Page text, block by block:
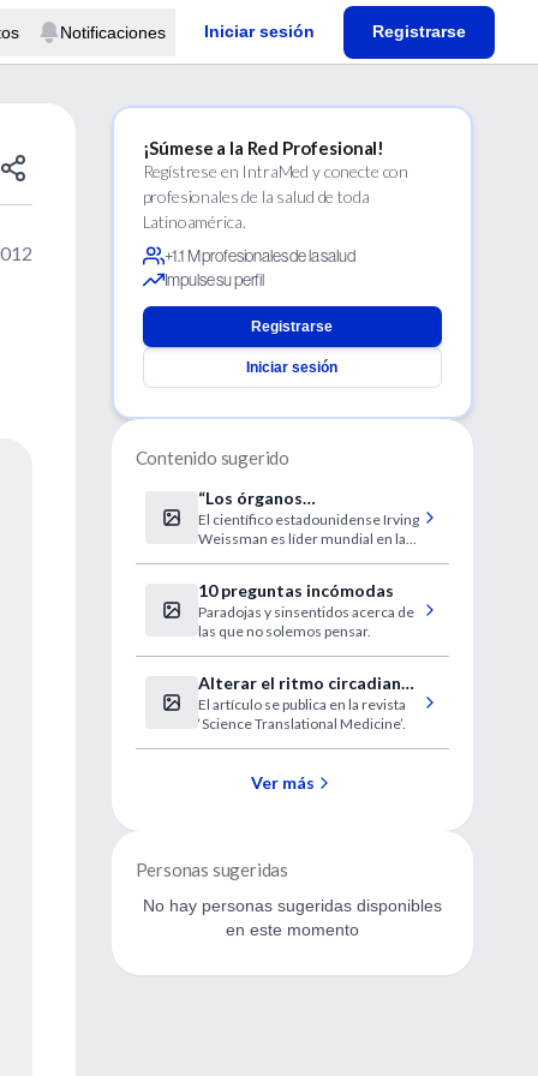
Notificaciones Iniciar sesión Registrarse
¡Súmese a la Red Profesional!
Regístrese en IntraMed y conecte con
profesionales de la salud de toda
Latinoamérica.
+1.1 M profesionales de la salud
Impulse su perfil
Registrarse
Iniciar sesión
Contenido sugerido
“Los órganos
trasplantados provendrán
de células madre
embrionarias”
El científico estadounidense Irving
Weissman es líder mundial en la
10 preguntas incómodas
Paradojas y sinsentidos acerca de
las que no solemos pensar.
Alterar el ritmo circadiano
potencia el riesgo de
diabetes
El artículo se publica en la revista
‘Science Translational Medicine’.
Ver más
Personas sugeridas
No hay personas sugeridas disponibles
en este momento